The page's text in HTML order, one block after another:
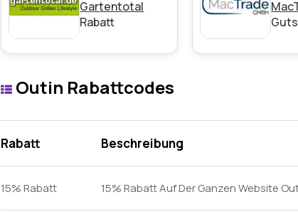
Kumulierbar:Kombinierbar mit anderen Aktionen
Bedingungen:Weitere Informationen finden Sie in
Gartentotal
Rabatt
Outin Rabattcodes
Rabatt Beschreibung
15% Rabatt 15% Rabatt Auf Der Ganzen Website